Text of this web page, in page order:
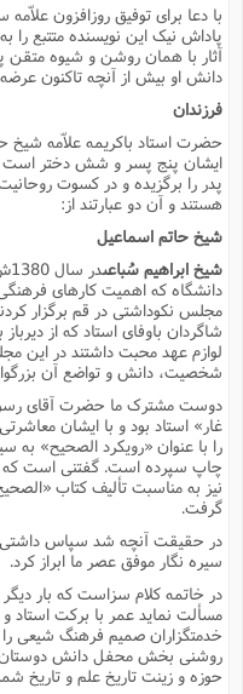
با دعا براى توفیق روزافزون
پاداش نیک این نویسنده متتبع را
آثار با همان روشن و شیوه متقن
دانش او بیش از آنچه تاکنون
فرزندان
حضرت استاد باکریمه علاّمه
ایشان پنج پسر و شش دختر است
پدر را برگزیده و در کسوت
هستند و آن دو عبارتند از:
شیخ حاتم اسماعیل
شیخ ابراهیم سُباعى
دانشگاه که اهمیت کارهاى
مجلس نکوداشتى در قم برگزار
شاگردان باوفاى استاد که از
لوازم عهد محبت داشتند در این
شخصیت، دانش و تواضع آن
دوست مشترک ما حضرت آقاى رسول
غار» استاد بود و با ایشان
را با عنوان «رویکرد الصحیح» به
چاپ سپرده است. گفتنى است که
نیز به مناسبت تألیف کتاب
گرفت.
در حقیقت آنچه شد سپاس داشتى
سیره نگار موفق عصر ما ابراز کرد.
در خاتمه کلام سزاست که بار
مسألت نماید عمر با برکت استاد و
خدمتگزاران صمیم فرهنگ شیعى را
روشنى بخش محفل دانش دوستان
حوزه و زینت تاریخ علم و تاریخ